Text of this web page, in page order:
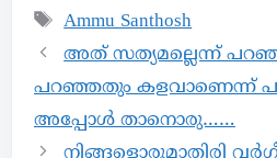
Ammu Santhosh
അത് സത്യമല്ലെന്ന്
പറഞ്ഞതും കളവാണെന്ന്
അപ്പോൾ താനൊരു……